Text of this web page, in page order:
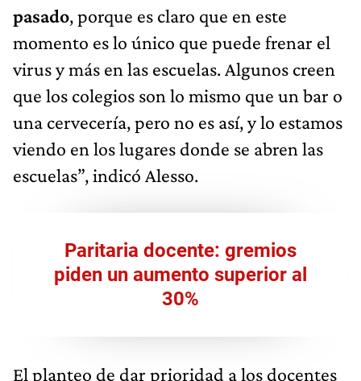
pasado, porque es claro que en este
momento es lo único que puede frenar el
virus y más en las escuelas. Algunos creen
que los colegios son lo mismo que un bar o
una cervecería, pero no es así, y lo estamos
viendo en los lugares donde se abren las
escuelas”, indicó Alesso.
Paritaria docente: gremios
piden un aumento superior al
30%
El planteo de dar prioridad a los docentes